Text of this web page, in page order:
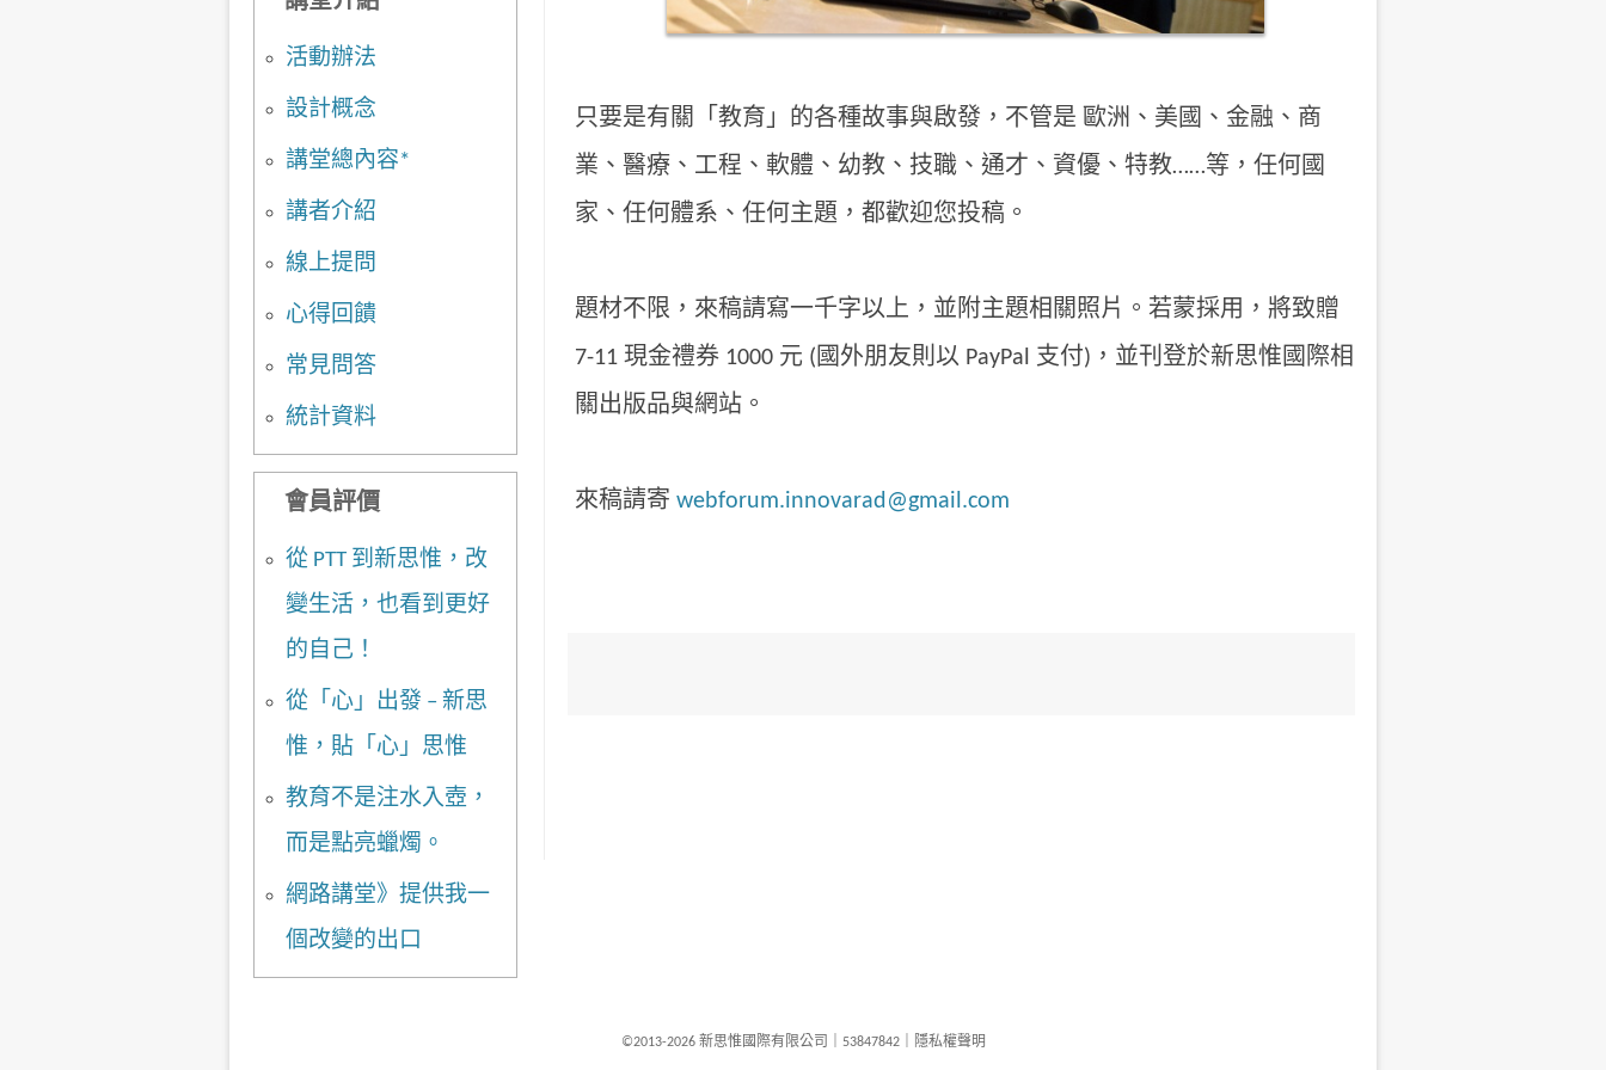
只要是有關「教育」的各種故事與啟發，不管是 歐洲、美國、金融、商
業、醫療、工程、軟體、幼教、技職、通才、資優、特教……等，任何國
家、任何體系、任何主題，都歡迎您投稿。
題材不限，來稿請寫一千字以上，並附主題相關照片。若蒙採用，將致贈
7-11 現金禮券 1000 元 (國外朋友則以 PayPal 支付)，並刊登於新思惟國際相
關出版品與網站。
來稿請寄webforum.innovarad@gmail.com
活動辦法
設計概念
講堂總內容*
講者介紹
線上提問
心得回饋
常見問答
統計資料
會員評價
從 PTT 到新思惟，改
變生活，也看到更好
的自己！
從「心」出發 – 新思
惟，貼「心」思惟
教育不是注水入壺，
而是點亮蠟燭。
網路講堂》提供我一
個改變的出口
©2013-2026 新思惟國際有限公司 53847842｜ 隱私權聲明